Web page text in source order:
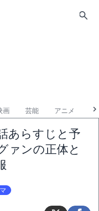
画 芸能 アニメ
あらすじと予
ァンの正体と